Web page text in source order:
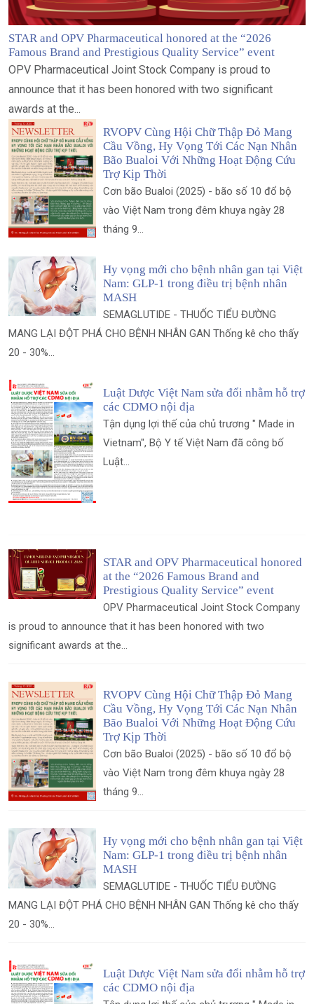
STAR and OPV Pharmaceutical honored at the “2026
Famous Brand and Prestigious Quality Service” event
OPV Pharmaceutical Joint Stock Company is proud to
announce that it has been honored with two significant
awards at the...
RVOPV Cùng Hội Chữ Thập Đỏ Mang
Cầu Vồng, Hy Vọng Tới Các Nạn Nhân
Bão Bualoi Với Những Hoạt Động Cứu
Trợ Kịp Thời
Cơn bão Bualoi (2025) - bão số 10 đổ bộ
vào Việt Nam trong đêm khuya ngày 28
tháng 9...
Hy vọng mới cho bệnh nhân gan tại Việt
Nam: GLP-1 trong điều trị bệnh nhân
MASH
SEMAGLUTIDE - THUỐC TIỂU ĐƯỜNG
MANG LẠI ĐỘT PHÁ CHO BỆNH NHÂN GAN Thống kê cho thấy
20 - 30%...
Luật Dược Việt Nam sửa đổi nhằm hỗ trợ
các CDMO nội địa
Tận dụng lợi thế của chủ trương " Made in
Vietnam", Bộ Y tế Việt Nam đã công bố
Luật...
STAR and OPV Pharmaceutical honored
at the “2026 Famous Brand and
Prestigious Quality Service” event
OPV Pharmaceutical Joint Stock Company
is proud to announce that it has been honored with two
significant awards at the...
RVOPV Cùng Hội Chữ Thập Đỏ Mang
Cầu Vồng, Hy Vọng Tới Các Nạn Nhân
Bão Bualoi Với Những Hoạt Động Cứu
Trợ Kịp Thời
Cơn bão Bualoi (2025) - bão số 10 đổ bộ
vào Việt Nam trong đêm khuya ngày 28
tháng 9...
Hy vọng mới cho bệnh nhân gan tại Việt
Nam: GLP-1 trong điều trị bệnh nhân
MASH
SEMAGLUTIDE - THUỐC TIỂU ĐƯỜNG
MANG LẠI ĐỘT PHÁ CHO BỆNH NHÂN GAN Thống kê cho thấy
20 - 30%...
Luật Dược Việt Nam sửa đổi nhằm hỗ trợ
các CDMO nội địa